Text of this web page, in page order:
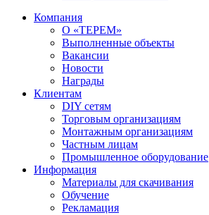
Компания
О «ТЕРЕМ»
Выполненные объекты
Вакансии
Новости
Награды
Клиентам
DIY сетям
Торговым организациям
Монтажным организациям
Частным лицам
Промышленное оборудование
Информация
Материалы для скачивания
Обучение
Рекламация